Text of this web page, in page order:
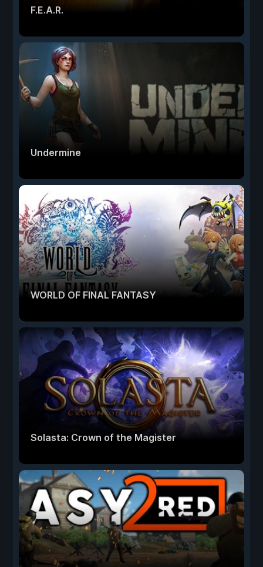
F.E.A.R.
Undermine
WORLD OF FINAL FANTASY
Solasta: Crown of the Magister